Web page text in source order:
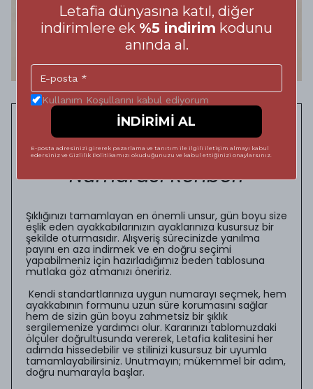
Adımlarınızda Kusursuz
Konfor: Doğru Ayakkabı
Numarası Rehberi
Şıklığınızı tamamlayan en önemli unsur, gün boyu size
eşlik eden ayakkabılarınızın ayaklarınıza kusursuz bir
şekilde oturmasıdır. Alışveriş sürecinizde yanılma
payını en aza indirmek ve en doğru seçimi
yapabilmeniz için hazırladığımız beden tablosuna
mutlaka göz atmanızı öneririz.
Kendi standartlarınıza uygun numarayı seçmek, hem
ayakkabının formunu uzun süre korumasını sağlar
hem de sizin gün boyu zahmetsiz bir şıklık
sergilemenize yardımcı olur. Kararınızı tablomuzdaki
ölçüler doğrultusunda vererek, Letafia kalitesini her
adımda hissedebilir ve stilinizi kusursuz bir uyumla
tamamlayabilirsiniz. Unutmayın; mükemmel bir adım,
doğru numarayla başlar.
Letafia dünyasına katıl, diğer
indirimlere ek %5 indirim kodunu
anında al.
Kullanım Koşullarını kabul ediyorum
İNDİRİMİ AL
E-posta adresinizi girerek pazarlama ve tanıtım ile ilgili iletişim almayı kabul
edersiniz ve Gizlilik Politikamızı okuduğunuzu ve kabul ettiğinizi onaylarsınız.